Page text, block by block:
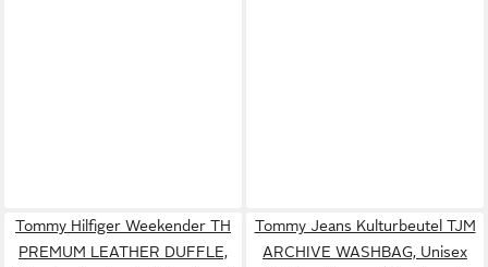
Tommy Hilfiger Weekender TH
PREMUM LEATHER DUFFLE,
Tommy Jeans Kulturbeutel TJM
ARCHIVE WASHBAG, Unisex